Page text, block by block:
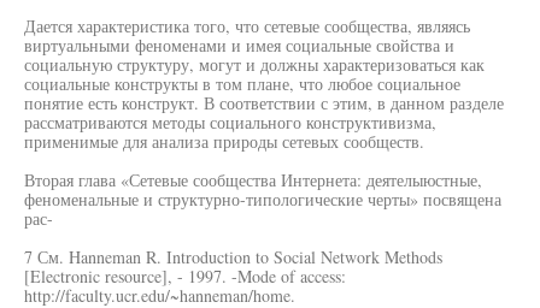
Дается характеристика того, что сетевые сообщества, являясь
виртуальными феноменами и имея социальные свойства и
социальную структуру, могут и должны характеризоваться как
социальные конструкты в том плане, что любое социальное
понятие есть конструкт. В соответствии с этим, в данном разделе
рассматриваются методы социального конструктивизма,
применимые для анализа природы сетевых сообществ.
Вторая глава «Сетевые сообщества Интернета: деятелыюстные,
феноменальные и структурно-типологические черты» посвящена
рас-
7 См. Hanneman R. Introduction to Social Network Methods
[Electronic resource], - 1997. -Mode of access:
http://faculty.ucr.edu/~hanneman/home.